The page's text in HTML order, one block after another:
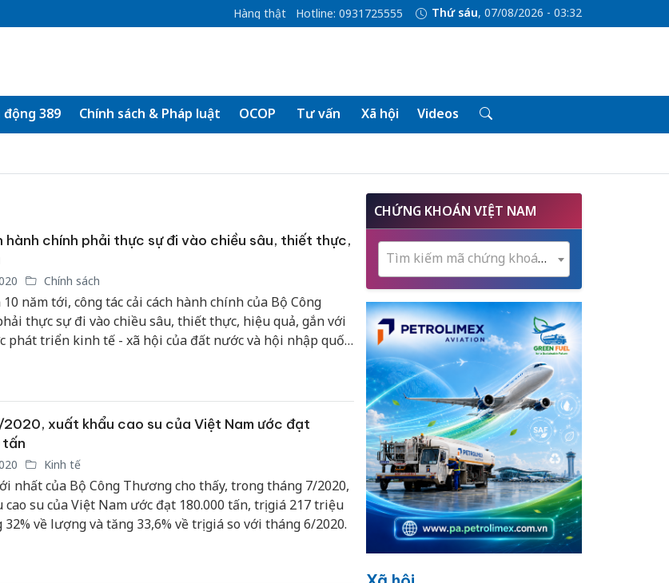
Hàng thật Hotline: 0931725555 Thứ sáu, 07/08/2026 - 03:32
động 389 Chính sách & Pháp luật OCOP Tư vấn Xã hội Videos
hành chính phải thực sự đi vào chiều sâu, thiết thực,
Chính sách
năm tới, công tác cải cách hành chính của Bộ Công
thực sự đi vào chiều sâu, thiết thực, hiệu quả, gắn với
phát triển kinh tế - xã hội của đất nước và hội nhập quốc
xuất khẩu cao su của Việt Nam ước đạt
tấn
Kinh tế
nhất của Bộ Công Thương cho thấy, trong tháng 7/2020,
cao su của Việt Nam ước đạt 180.000 tấn, trị giá 217 triệu
32% về lượng và tăng 33,6% về trị giá so với tháng 6/2020.
CHỨNG KHOÁN VIỆT NAM
Tìm kiếm mã chứng khoán...